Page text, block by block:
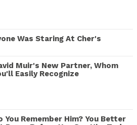
Was Staring At Cher's
Muir's New Partner, Whom
Easily Recognize
You Remember Him? You Better